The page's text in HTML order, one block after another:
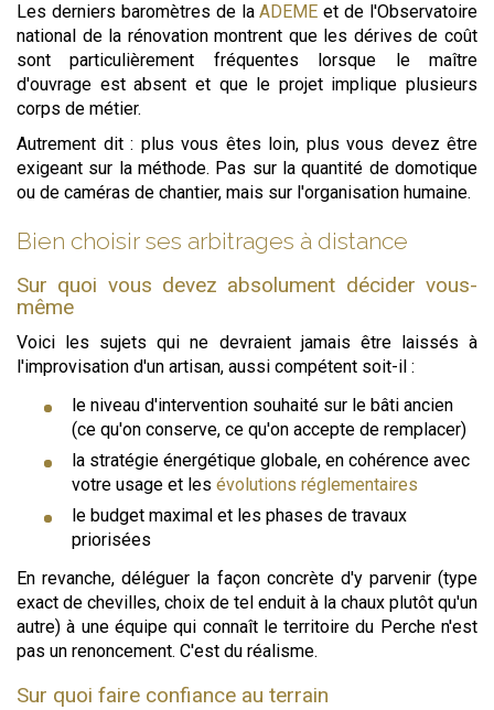
Les derniers baromètres de laADEME et de l'Observatoire
national de la rénovation montrent que les dérives de coût
sont particulièrement fréquentes lorsque le maître
d'ouvrage est absent et que le projet implique plusieurs
corps de métier.
Autrement dit : plus vous êtes loin, plus vous devez être
exigeant sur la méthode. Pas sur la quantité de domotique
ou de caméras de chantier, mais sur l'organisation humaine.
Bien choisir ses arbitrages à distance
Sur quoi vous devez absolument décider vous-
même
Voici les sujets qui ne devraient jamais être laissés à
l'improvisation d'un artisan, aussi compétent soit-il :
le niveau d'intervention souhaité sur le bâti ancien
(ce qu'on conserve, ce qu'on accepte de remplacer)
la stratégie énergétique globale, en cohérence avec
votre usage et les évolutions réglementaires
le budget maximal et les phases de travaux
priorisées
En revanche, déléguer la façon concrète d'y parvenir (type
exact de chevilles, choix de tel enduit à la chaux plutôt qu'un
autre) à une équipe qui connaît le territoire du Perche n'est
pas un renoncement. C'est du réalisme.
Sur quoi faire confiance au terrain